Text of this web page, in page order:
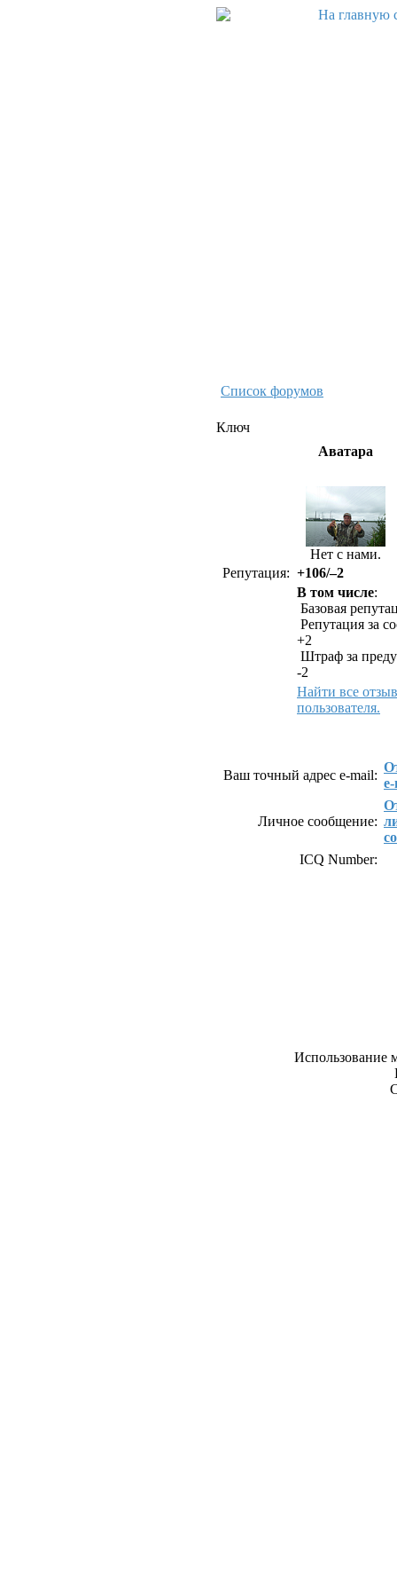
Список форумов
Ключ
Аватара
Нет с нами.
Репутация: +106/–2
В том числе:
Базовая
Репутация за
+2
Штраф за
-2
Найти все
пользователя.
Ваш точный адрес e-mail:
Личное сообщение:
ICQ Number:
Использование